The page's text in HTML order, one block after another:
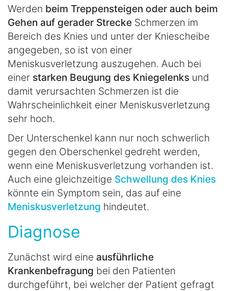
Werden beim Treppensteigen oder auch beim
Gehen auf gerader Strecke Schmerzen im
Bereich des Knies und unter der Kniescheibe
angegeben, so ist von einer
Meniskusverletzung auszugehen. Auch bei
einer starken Beugung des Kniegelenks und
damit verursachten Schmerzen ist die
Wahrscheinlichkeit einer Meniskusverletzung
sehr hoch.
Der Unterschenkel kann nur noch schwerlich
gegen den Oberschenkel gedreht werden,
wenn eine Meniskusverletzung vorhanden ist.
Auch eine gleichzeitige Schwellung des Knies
könnte ein Symptom sein, das auf eine
Meniskusverletzung hindeutet.
Diagnose
Zunächst wird eine ausführliche
Krankenbefragung bei den Patienten
durchgeführt, bei welcher der Patient gefragt